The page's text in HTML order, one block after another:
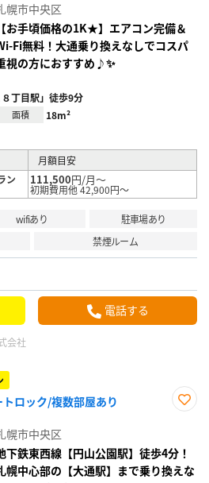
録
幌市中央区
【お手頃価格の1K★】エアコン完備＆
Fi無料！大通乗り換えなしでコスパ
視の方におすすめ♪✨
丁目駅」徒歩9分
面積 18m²
月額目安
ン
111,500円/月～
初期費用他 42,900円～
wifiあり
駐車場あり
禁煙ルーム
電話する
会社
ロック/複数部屋あり
録
幌市中央区
下鉄東西線【円山公園駅】徒歩4分！
幌中心部の【大通駅】まで乗り換えな